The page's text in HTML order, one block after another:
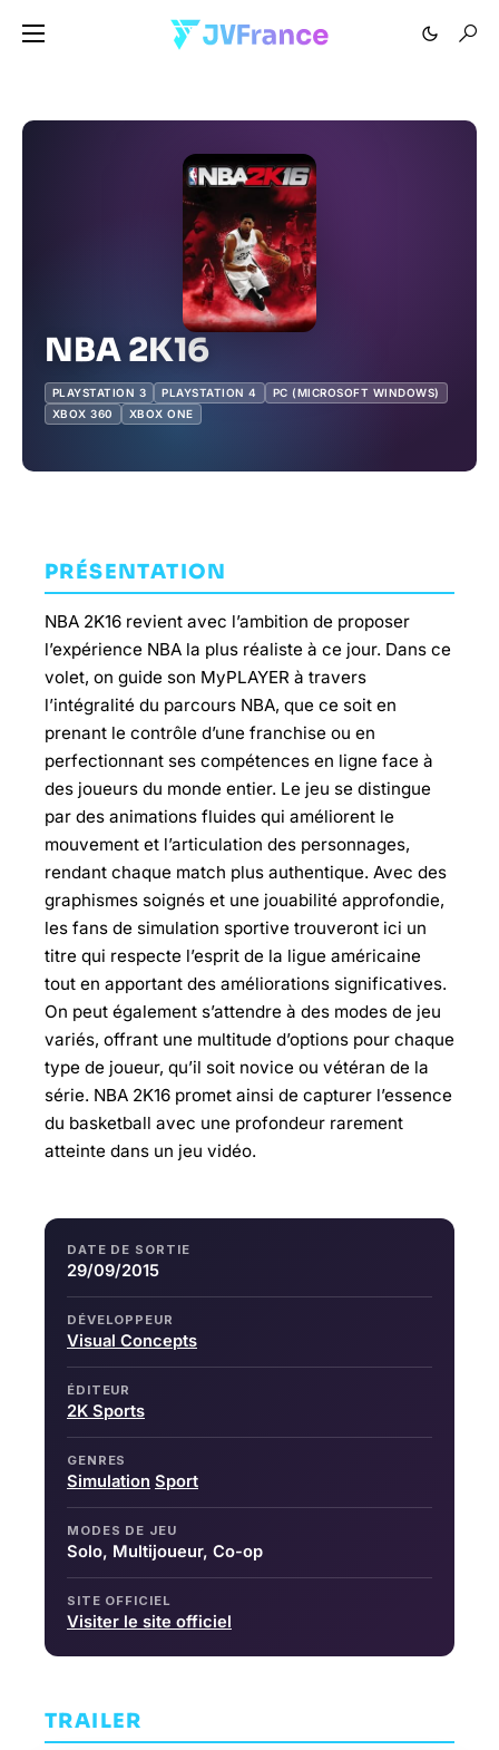
NBA 2K16
PLAYSTATION 3 PLAYSTATION 4
PC (MICROSOFT WINDOWS)
XBOX 360
XBOX ONE
PRÉSENTATION
NBA 2K16 revient avec l’ambition de proposer
l’expérience NBA la plus réaliste à ce jour. Dans ce
volet, on guide son MyPLAYER à travers
l’intégralité du parcours NBA, que ce soit en
prenant le contrôle d’une franchise ou en
perfectionnant ses compétences en ligne face à
des joueurs du monde entier. Le jeu se distingue
par des animations fluides qui améliorent le
mouvement et l’articulation des personnages,
rendant chaque match plus authentique. Avec des
graphismes soignés et une jouabilité approfondie,
les fans de simulation sportive trouveront ici un
titre qui respecte l’esprit de la ligue américaine
tout en apportant des améliorations significatives.
On peut également s’attendre à des modes de jeu
variés, offrant une multitude d’options pour chaque
type de joueur, qu’il soit novice ou vétéran de la
série. NBA 2K16 promet ainsi de capturer l’essence
du basketball avec une profondeur rarement
atteinte dans un jeu vidéo.
DATE DE SORTIE
29/09/2015
DÉVELOPPEUR
Visual Concepts
ÉDITEUR
2K Sports
GENRES
Simulation Sport
MODES DE JEU
Solo, Multijoueur, Co-op
SITE OFFICIEL
Visiter le site officiel
TRAILER